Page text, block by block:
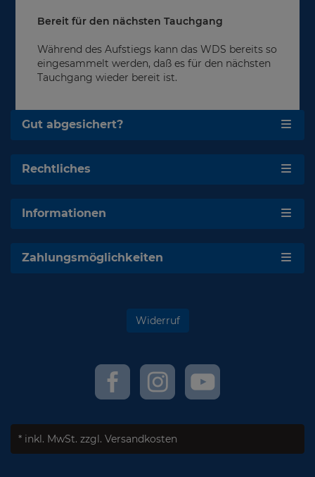
Bereit für den nächsten Tauchgang
Während des Aufstiegs kann das WDS bereits so
eingesammelt werden, daß es für den nächsten
Tauchgang wieder bereit ist.
Gut abgesichert?
Rechtliches
Informationen
Zahlungsmöglichkeiten
Widerruf
* inkl. MwSt. zzgl. Versandkosten